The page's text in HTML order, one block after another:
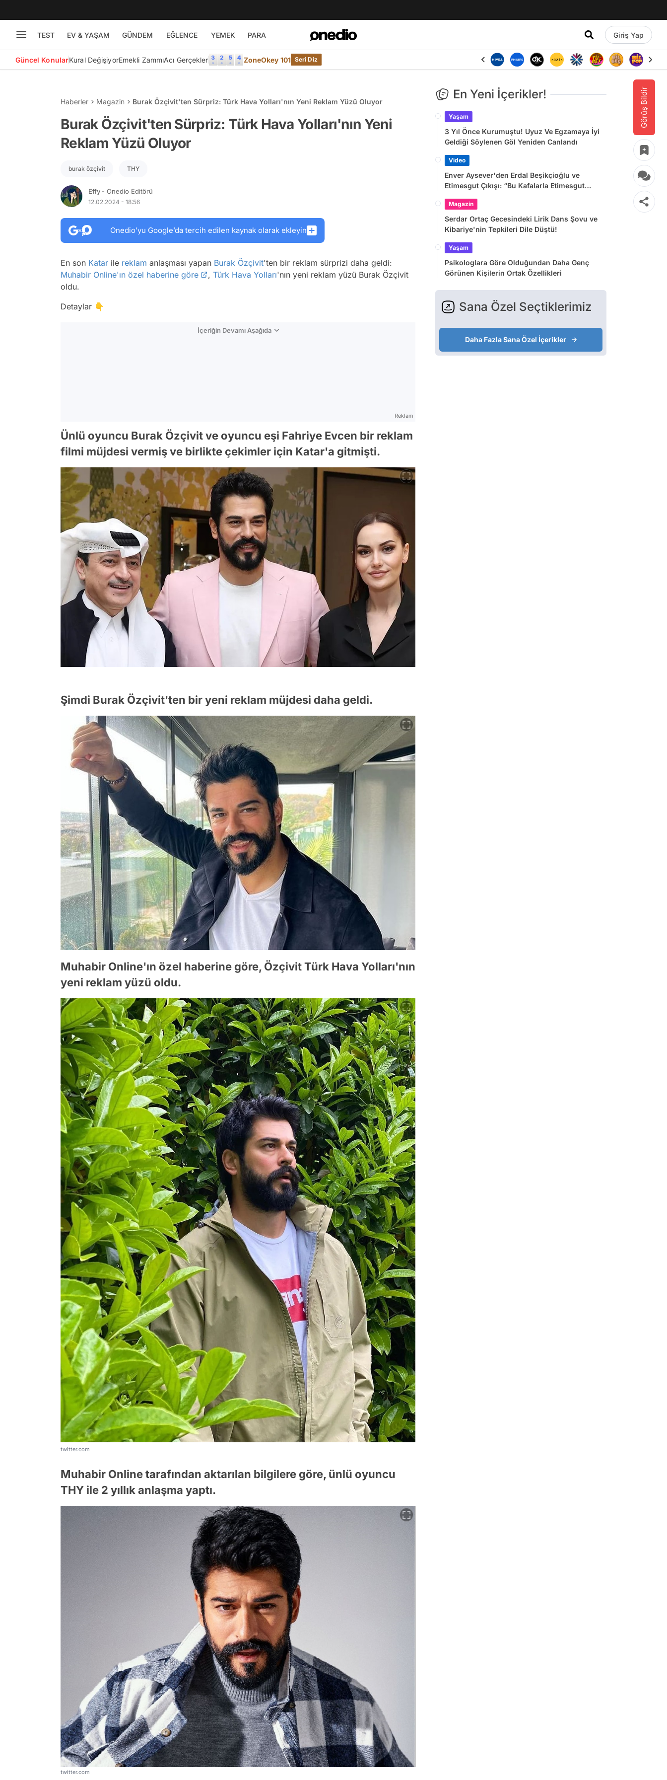
TEST EV & YAŞAM GÜNDEM EĞLENCE YEMEK PARA Giriş Yap
Güncel KonularKural DeğişiyorEmekli ZammıAcı Gerçekler ZoneOkey 101 Seri Diz
Görüş Bildir
Haberler Magazin Burak Özçivit'ten Sürpriz: Türk Hava Yolları'nın Yeni Reklam Yüzü Oluyor
Burak Özçivit'ten Sürpriz: Türk Hava Yolları'nın Yeni
Reklam Yüzü Oluyor
burak özçivit THY
Effy - Onedio Editörü
12.02.2024 - 18:56
Onedio’yu Google’da tercih edilen kaynak olarak ekleyin
En son Katar ile reklam anlaşması yapan Burak Özçivit'ten bir reklam sürprizi daha geldi:
Muhabir Online'ın özel haberine göre
, Türk Hava Yolları'nın yeni reklam yüzü Burak Özçivit
oldu.
Detaylar 👇
İçeriğin Devamı Aşağıda
Reklam
Ünlü oyuncu Burak Özçivit ve oyuncu eşi Fahriye Evcen bir reklam
filmi müjdesi vermiş ve birlikte çekimler için Katar'a gitmişti.
Şimdi Burak Özçivit'ten bir yeni reklam müjdesi daha geldi.
Muhabir Online'ın özel haberine göre, Özçivit Türk Hava Yolları'nın
yeni reklam yüzü oldu.
twitter.com
Muhabir Online tarafından aktarılan bilgilere göre, ünlü oyuncu
THY ile 2 yıllık anlaşma yaptı.
twitter.com
En Yeni İçerikler!
Yaşam
3 Yıl Önce Kurumuştu! Uyuz Ve Egzamaya İyi
Geldiği Söylenen Göl Yeniden Canlandı
Video
Enver Aysever'den Erdal Beşikçioğlu ve
Etimesgut Çıkışı: “Bu Kafalarla Etimesgut
Magazin
Serdar Ortaç Gecesindeki Lirik Dans Şovu ve
Kibariye'nin Tepkileri Dile Düştü!
Yaşam
Psikologlara Göre Olduğundan Daha Genç
Görünen Kişilerin Ortak Özellikleri
Sana Özel Seçtiklerimiz
Daha Fazla Sana Özel İçerikler